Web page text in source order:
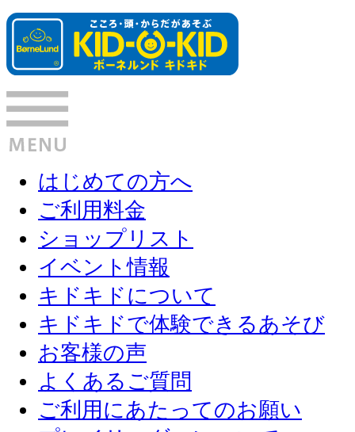
はじめての方へ
ご利用料金
ショップリスト
イベント情報
キドキドについて
キドキドで体験できるあそび
お客様の声
よくあるご質問
ご利用にあたってのお願い